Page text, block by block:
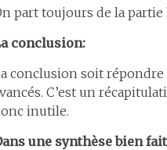
part toujours de la
conclusion:
conclusion soit
C’est un
inutile.
une synthèse bien